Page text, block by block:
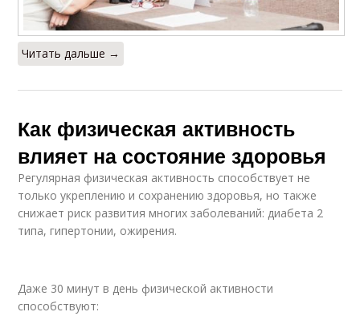
Читать дальше →
Как физическая активность
влияет на состояние здоровья
Регулярная физическая активность способствует не
только укреплению и сохранению здоровья, но также
снижает риск развития многих заболеваний: диабета 2
типа, гипертонии, ожирения.
Даже 30 минут в день физической активности
способствуют: